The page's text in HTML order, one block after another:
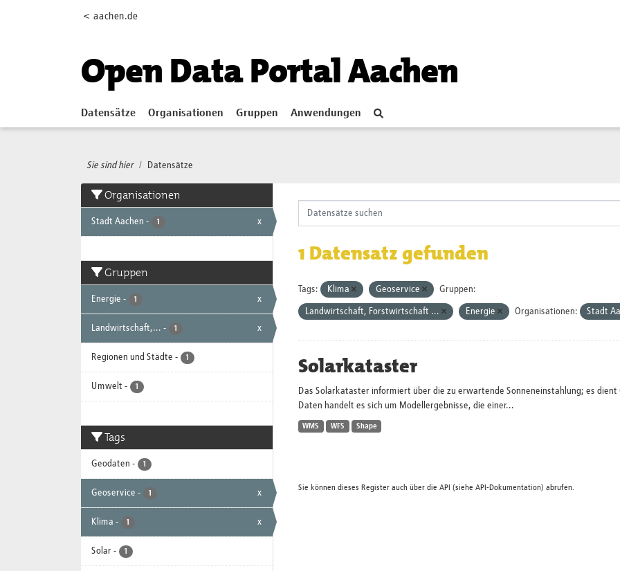
< aachen.de
Open Data Portal Aachen
Datensätze Organisationen Gruppen Anwendungen
Sie sind hier Datensätze
Organisationen
Stadt Aachen - 1 x
Gruppen
Energie - 1 x
Landwirtschaft,... - 1 x
Regionen und Städte - 1
Umwelt - 1
Tags
Geodaten - 1
Geoservice - 1 x
Klima - 1 x
Solar - 1
1 Datensatz gefunden
Tags: Klima Geoservice Gruppen:
Landwirtschaft, Forstwirtschaft ... Energie Organisationen: Stadt
Solarkataster
Das Solarkataster informiert über die zu erwartende Sonneneinstahlung; es
Daten handelt es sich um Modellergebnisse, die einer...
WMS WFS Shape
Sie können dieses Register auch über die API (siehe API-Dokumentation) abrufen.